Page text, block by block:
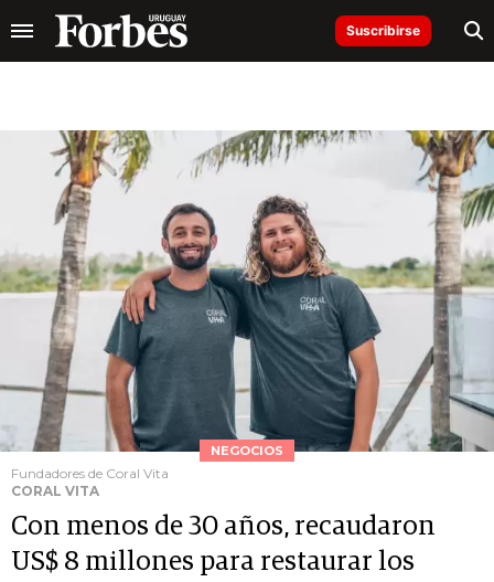
Suscribirse
NEGOCIOS
Fundadores de Coral Vita
CORAL VITA
Con menos de 30 años, recaudaron
US$ 8 millones para restaurar los